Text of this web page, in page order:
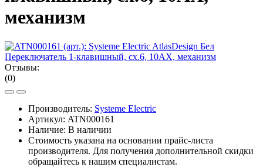
механизм
Отзывы:
(0)
Производитель: Systeme Electric
Артикул: ATN000161
Наличие: В наличии
Стоимость указана на основании прайс-листа
производителя. Для получения дополнительной скидки
обращайтесь к нашим специалистам.